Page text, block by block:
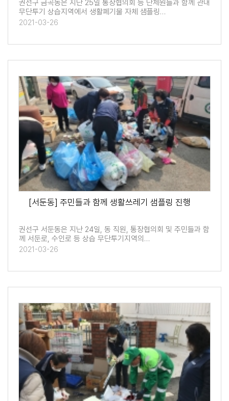
권선구 금곡동은 지난 25일 통장협의회 등 단체원들과 함께 관내
무단투기 상습지역에서 생활폐기물 자체 샘플링…
2021-03-26
[서둔동] 주민들과 함께 생활쓰레기 샘플링 진행
권선구 서둔동은 지난 24일, 동 직원, 통장협의회 및 주민들과 함
께 서둔로, 수인로 등 상습 무단투기지역의…
2021-03-26